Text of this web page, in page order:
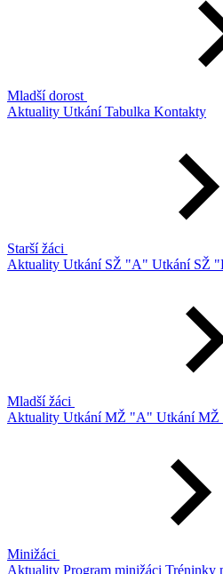
Mladší dorost
Aktuality UtkáníTabulka Kontakty
Starší žáci
Aktuality Utkání SŽ "A" Utkání SŽ
Mladší žáci
Aktuality Utkání MŽ "A" Utkání
Minižáci
Aktuality Program minižáci Tréninky